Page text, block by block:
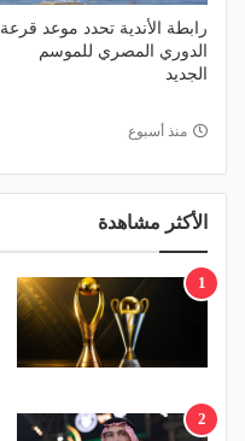
رابطة الأندية تحدد موعد قرعة
الدوري المصري للموسم
الجديد
منذ أسبوع
الأكثر مشاهدة
1
2